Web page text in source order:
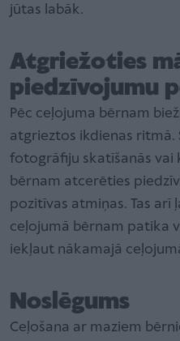
jūtas labāk.
Atgriežoties
piedzīvojumu
Pēc ceļojuma bērnam
atgrieztos ikdienas ritmā.
fotogrāfiju skatīšanās vai
bērnam atcerēties
pozitīvas atmiņas. Tas arī
ceļojumā bērnam patika
iekļaut nākamajā
Noslēgums
Ceļošana ar maziem